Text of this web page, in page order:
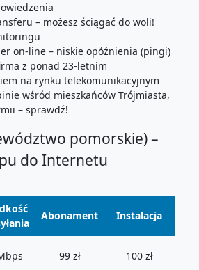
– możesz ściągać do woli!
on-line – niskie opóźnienia (pingi)
z ponad 23-letnim
na rynku telekomunikacyjnym
wśród mieszkańców Trójmiasta,
– sprawdź!
pomorskie) –
do Internetu
Abonament Instalacja
99 zł 100 zł